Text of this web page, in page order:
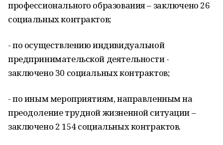
профессионального образования – заключено 26
социальных контрактов;
- по осуществлению индивидуальной
предпринимательской деятельности -
заключено 30 социальных контрактов;
- по иным мероприятиям, направленным на
преодоление трудной жизненной ситуации –
заключено 2 154 социальных контрактов.